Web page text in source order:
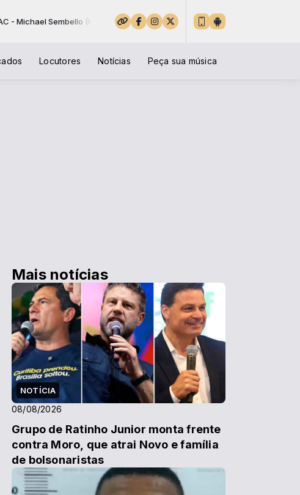
(HIGH QUALITY)
Locutores Notícias Peça sua música
Mais notícias
NOTÍCIA
08/08/2026
Grupo de Ratinho Junior monta frente
contra Moro, que atrai Novo e família
de bolsonaristas